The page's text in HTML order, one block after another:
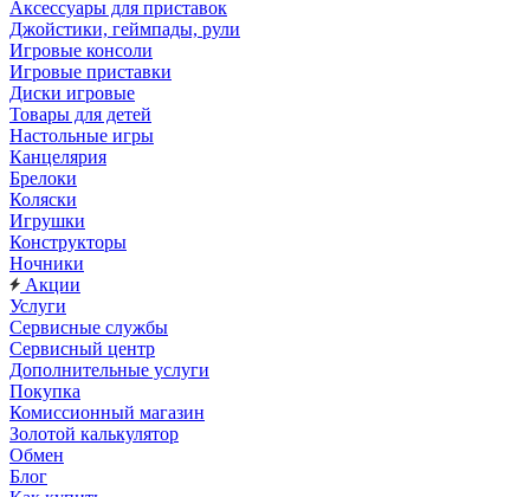
Аксессуары для приставок
Джойстики, геймпады, рули
Игровые консоли
Игровые приставки
Диски игровые
Товары для детей
Настольные игры
Канцелярия
Брелоки
Коляски
Игрушки
Конструкторы
Ночники
Акции
Услуги
Сервисные службы
Сервисный центр
Дополнительные услуги
Покупка
Комиссионный магазин
Золотой калькулятор
Обмен
Блог